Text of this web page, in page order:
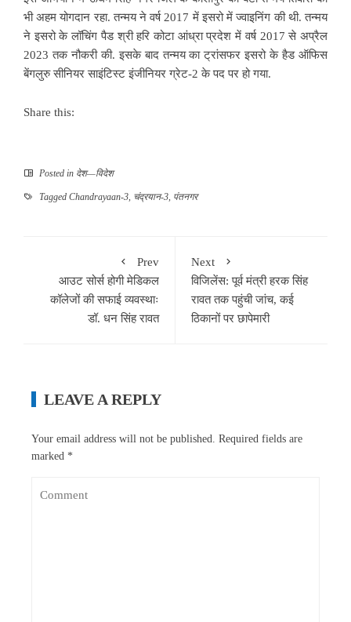
भी अहम योगदान रहा. तन्मय ने वर्ष 2017 में इसरो में ज्वाइनिंग की थी. तन्मय
ने इसरो के लॉचिंग पैड श्री हरि कोटा आंध्रा प्रदेश में वर्ष 2017 से अप्रैल
2023 तक नौकरी की. इसके बाद तन्मय का ट्रांसफर इसरो के हैड ऑफिस
बेंगलुरु सीनियर साइंटिस्ट इंजीनियर ग्रेट-2 के पद पर हो गया.
Share this:
Posted in देश—विदेश
Tagged Chandrayaan-3 चंद्रयान-3 पंतनगर
Prev
आउट सोर्स होगी मेडिकल
कॉलेजों की सफाई व्यवस्थाः
डॉ. धन सिंह रावत
Next
विजिलेंस: पूर्व मंत्री हरक सिंह
रावत तक पहुंची जांच, कई
ठिकानों पर छापेमारी
LEAVE A REPLY
Your email address will not be published. Required fields are
marked *